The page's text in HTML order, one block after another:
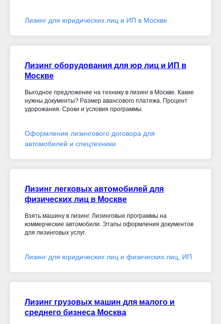
Лизинг для юридических лиц и ИП в Москве
Лизинг оборудования для юр лиц и ИП в
Москве
Выгодное предложение на технику в лизинг в Москве. Какие
нужны документы? Размер авансового платежа. Процент
удорожания. Сроки и условия программы.
Оформление лизингового договора для
автомобилей и спецтехники
Лизинг легковых автомобилей для
физических лиц в Москве
Взять машину в лизинг. Лизинговые программы на
коммерческие автомобили. Этапы оформления документов
для лизинговых услуг.
Лизинг для юридических лиц и физических лиц, ИП
Лизинг грузовых машин для малого и
среднего бизнеса Москва